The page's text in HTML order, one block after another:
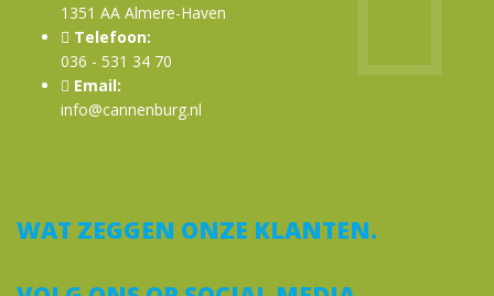
1351 AA Almere-Haven
Telefoon:
036 - 531 34 70
Email:
info@cannenburg.nl
WAT ZEGGEN ONZE KLANTEN.